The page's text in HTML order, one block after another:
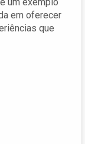
em oferecer
que